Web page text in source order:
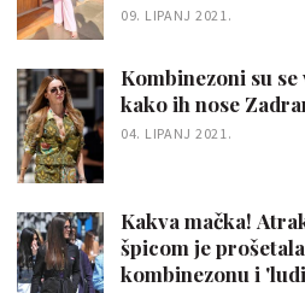
09. LIPANJ 2021.
Kombinezoni su
kako ih nose
04. LIPANJ 2021.
Kakva mačka!
špicom je
kombinezonu i